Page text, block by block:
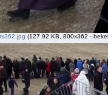
(127.92 KB, 800x362 -